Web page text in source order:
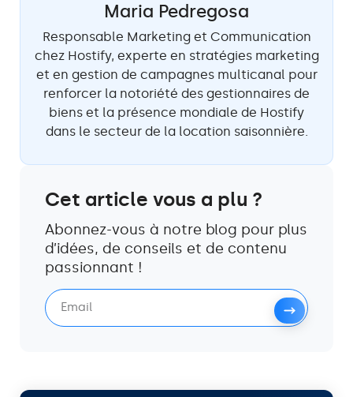
Maria Pedregosa
Responsable Marketing et Communication
chez Hostify, experte en stratégies marketing
et en gestion de campagnes multicanal pour
renforcer la notoriété des gestionnaires de
biens et la présence mondiale de Hostify
dans le secteur de la location saisonnière.
Cet article vous a plu ?
Abonnez-vous à notre blog pour plus
d’idées, de conseils et de contenu
passionnant !